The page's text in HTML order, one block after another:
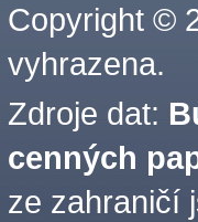
Copyright ©
vyhrazena.
Zdroje dat:
cenných
ze zahraničí